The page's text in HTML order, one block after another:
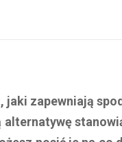
zapewniają